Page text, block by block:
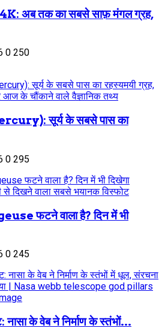
अब तक का सबसे साफ़ मंगल ग्रह,
0 250
सूर्य के सबसे पास का
0 295
फटने वाला है? दिन में भी
0 245
नासा के वेब ने निर्माण के स्तंभों...